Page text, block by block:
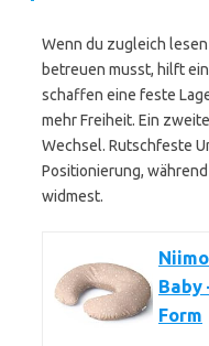
Wenn du zugleich
betreuen musst, hilft
schaffen eine feste
mehr Freiheit. Ein
Wechsel. Rutschfeste
Positionierung,
widmest.
Baby
Form